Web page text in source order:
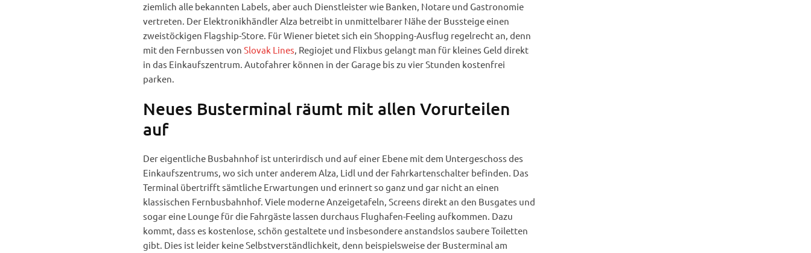
ziemlich alle bekannten Labels, aber auch Dienstleister wie Banken, Notare und Gastronomie
vertreten. Der Elektronikhändler Alza betreibt in unmittelbarer Nähe der Bussteige einen
zweistöckigen Flagship-Store. Für Wiener bietet sich ein Shopping-Ausflug regelrecht an, denn
mit den Fernbussen von Slovak Lines, Regiojet und Flixbus gelangt man für kleines Geld direkt
in das Einkaufszentrum. Autofahrer können in der Garage bis zu vier Stunden kostenfrei
parken.
Neues Busterminal räumt mit allen Vorurteilen
auf
Der eigentliche Busbahnhof ist unterirdisch und auf einer Ebene mit dem Untergeschoss des
Einkaufszentrums, wo sich unter anderem Alza, Lidl und der Fahrkartenschalter befinden. Das
Terminal übertrifft sämtliche Erwartungen und erinnert so ganz und gar nicht an einen
klassischen Fernbusbahnhof. Viele moderne Anzeigetafeln, Screens direkt an den Busgates und
sogar eine Lounge für die Fahrgäste lassen durchaus Flughafen-Feeling aufkommen. Dazu
kommt, dass es kostenlose, schön gestaltete und insbesondere anstandslos saubere Toiletten
gibt. Dies ist leider keine Selbstverständlichkeit, denn beispielsweise der Busterminal am